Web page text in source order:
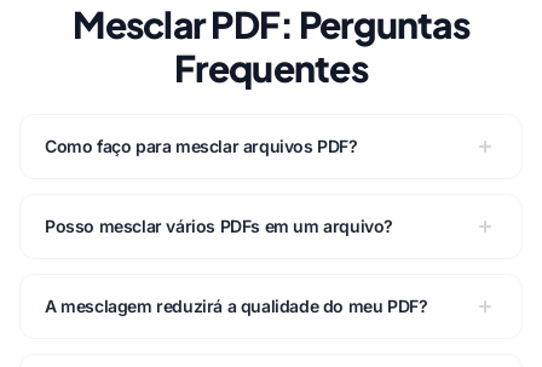
Mesclar PDF: Perguntas
Frequentes
Como faço para mesclar arquivos PDF?
Posso mesclar vários PDFs em um arquivo?
A mesclagem reduzirá a qualidade do meu PDF?